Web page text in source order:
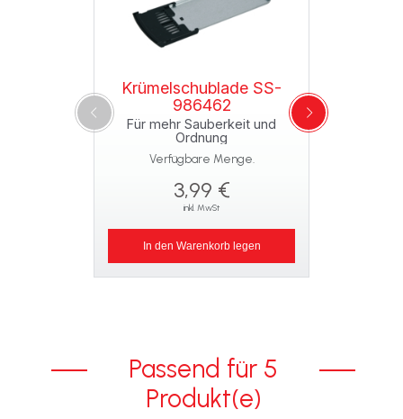
Krümelschublade SS-
986462
Für mehr Sauberkeit und
Ordnung
Verfügbare Menge.
3,99 €
inkl. MwSt
In den Warenkorb legen
Passend für 5
Produkt(e)